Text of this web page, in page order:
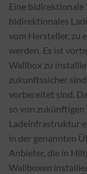
Eine bidirektionale
bidirektionales
vom Hersteller, zu
werden. Es ist
Wallbox zu
zukunftssicher
vorbereitet sind.
so von
Ladeinfrastruktur
in der genannten
Anbieter, die in
Wallboxen